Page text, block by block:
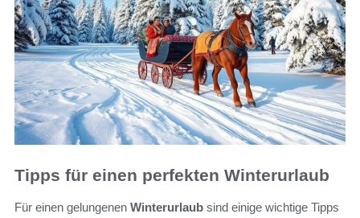
Tipps für einen perfekten Winterurlaub
Für einen gelungenen Winterurlaub sind einige wichtige Tipps